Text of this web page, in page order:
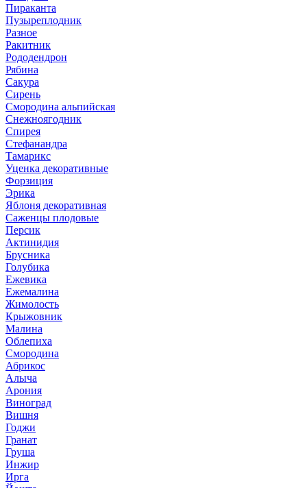
Пираканта
Пузыреплодник
Разное
Ракитник
Рододендрон
Рябина
Сакура
Сирень
Смородина альпийская
Снежноягодник
Спирея
Стефанандра
Тамарикс
Уценка декоративные
Форзиция
Эрика
Яблоня декоративная
Саженцы плодовые
Персик
Актинидия
Брусника
Голубика
Ежевика
Ежемалина
Жимолость
Крыжовник
Малина
Облепиха
Смородина
Абрикос
Алыча
Арония
Виноград
Вишня
Годжи
Гранат
Груша
Инжир
Ирга